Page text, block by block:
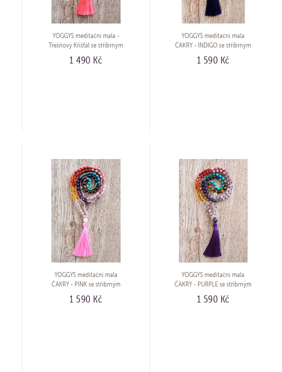
YOGGYS meditační mala -
Třešňový Křišťál se stříbrným
logem (Ag 925/1000)
1 490 Kč
YOGGYS meditační mala
ČAKRY - INDIGO se stříbrným
logem (Ag 925/1000)
1 590 Kč
YOGGYS meditační mala
ČAKRY - PINK se stříbrným
logem (Ag 925/1000)
1 590 Kč
YOGGYS meditační mala
ČAKRY - PURPLE se stříbrným
logem (Ag 925/1000)
1 590 Kč